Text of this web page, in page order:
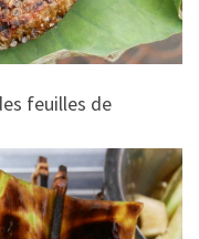
feuilles de